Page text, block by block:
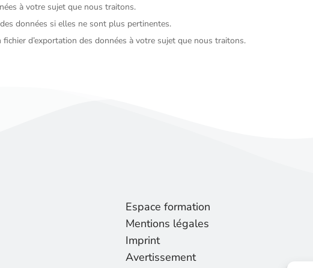
à votre sujet que nous traitons.
données si elles ne sont plus pertinentes.
d’exportation des données à votre sujet que nous traitons.
Espace formation
Mentions légales
Imprint
Avertissement